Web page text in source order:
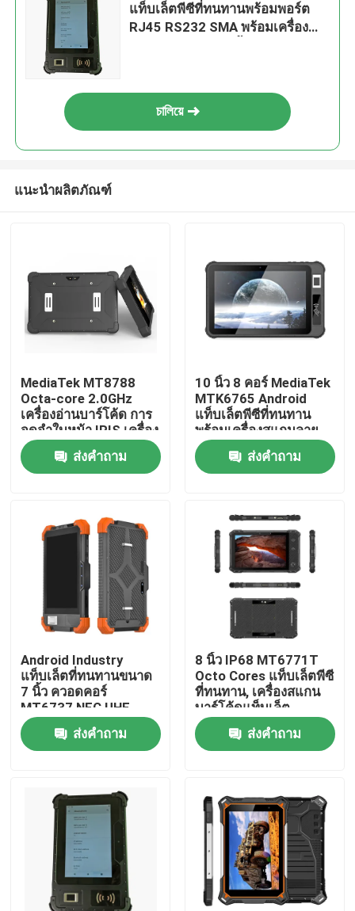
เกี่ยวกับเรา
ทัวร์โรงงาน
ควบคุมคุณภาพ
ติดต่อเรา
ขออ้าง
มินิพีซีอุตสาหกรรม
PC แผงอุตสาหกรรม
แท็บเล็ตพีซีที่ทนทาน
แท็บเล็ตพีซีที่ทนทานพร้อมพอร์ต
RJ45 RS232 SMA พร้อมเครื่อง
চালিয়ে
แนะนำผลิตภัณฑ์
MediaTek MT8788
Octa-core 2.0GHz
เครื่องอ่านบาร์โค้ด การ
จดจำใบหน้า IRIS เครื่อง
อ่านลายนิ้วมือ UHF
RFID แท็บเล็ตพีซี
คอมพิวเตอร์แบบทนทาน
ส่งคำถาม
10 นิ้ว 8 คอร์ MediaTek
MTK6765 Android
แท็บเล็ตพีซีที่ทนทาน
พร้อมเครื่องสแกนลาย
นิ้วมือ NFC
ส่งคำถาม
Android Industry
แท็บเล็ตที่ทนทานขนาด
7 นิ้ว ควอดคอร์
MT6737 NFC UHF
RFID
ส่งคำถาม
8 นิ้ว IP68 MT6771T
Octo Cores แท็บเล็ตพีซี
ที่ทนทาน, เครื่องสแกน
บาร์โค้ดแท็บเล็ต
Android รองรับ NFC
ส่งคำถาม